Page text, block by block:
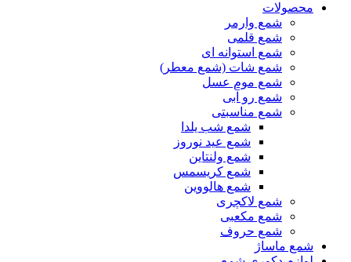
محصولات
شمع وارمر
شمع قلمی
شمع استوانه ای
شمع شات (شمع معطر)
شمع موم عسل
شمع رو آبی
شمع مناسبتی
شمع شب یلدا
شمع عید نوروز
شمع ولنتاین
شمع کریسمس
شمع هالووین
شمع لاکچری
شمع مکعبی
شمع حروف
شمع ماساژ